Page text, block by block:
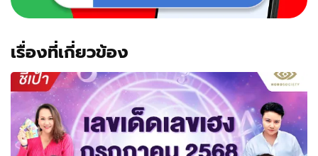
เรื่องที่เกี่ยวข้อง